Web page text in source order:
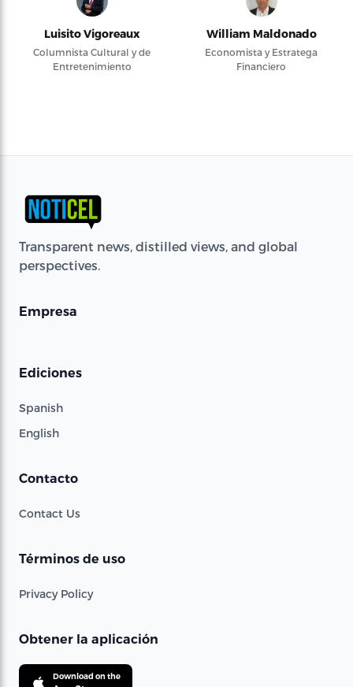
Luisito Vigoreaux
Columnista Cultural y de
Entretenimiento
William Maldonado
Economista y Estratega
Financiero
Transparent news, distilled views, and global
perspectives.
Empresa
Ediciones
Spanish
English
Contacto
Contact Us
Términos de uso
Privacy Policy
Obtener la aplicación
Download on the